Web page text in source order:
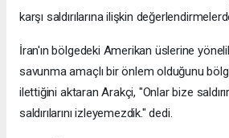
karşı saldırılarına ilişkin
İran'ın bölgedeki Amerikan üslerine yönelik
savunma amaçlı bir önlem olduğunu
ilettiğini aktaran Arakçi, "Onlar bize
saldırılarını izleyemezdik." dedi.